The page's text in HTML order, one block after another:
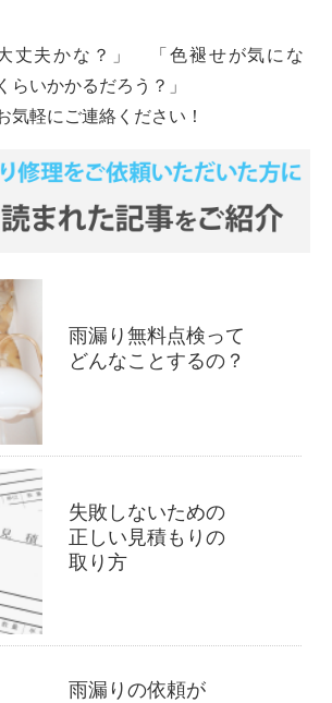
丈夫かな？」 「色褪せが気にな
いかかるだろう？」
気軽にご連絡ください！
雨漏り無料点検って
どんなことするの？
失敗しないための
正しい見積もりの
取り方
雨漏りの依頼が